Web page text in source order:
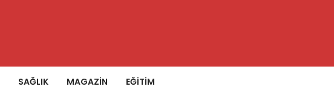
SAĞLIK MAGAZİN EĞİTİM